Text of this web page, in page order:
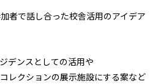
者で話し合った校舎活用のアイデア
デンスとしての活用や
レクションの展示施設にする案など